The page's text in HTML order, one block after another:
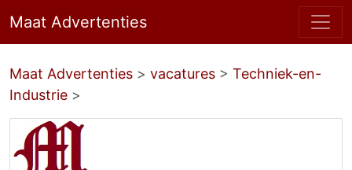
Maat Advertenties
Maat Advertenties > vacatures > Techniek-en-
Industrie >